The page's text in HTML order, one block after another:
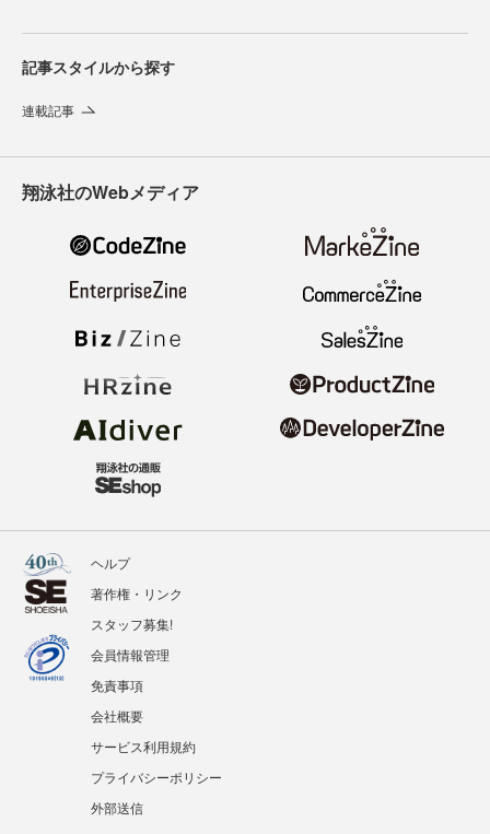
記事スタイルから探す
連載記事
翔泳社のWebメディア
ヘルプ
著作権・リンク
スタッフ募集!
会員情報管理
免責事項
会社概要
サービス利用規約
プライバシーポリシー
外部送信